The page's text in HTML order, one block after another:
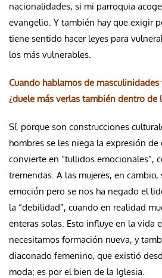
nacionalidades, si mi parroquia
evangelio. Y también hay que exigir
tiene sentido hacer leyes para
los más vulnerables.
Cuando hablamos de
¿duele más verlas también dentro de
Sí, porque son construcciones
hombres se les niega la expresión
convierte en “tullidos emocionales”,
tremendas. A las mujeres, en
emoción pero se nos ha negado el
la “debilidad”, cuando en realidad
enteras solas. Esto influye en la vida
necesitamos formación nueva, y
diaconado femenino, que existió
moda; es por el bien de la Iglesia.